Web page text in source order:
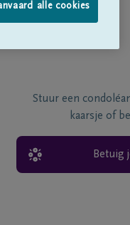
Stuur een
kaarsje of
Betuig
alle cookies